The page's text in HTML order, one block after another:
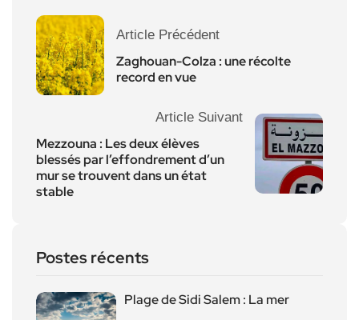
Article Précédent
Zaghouan-Colza : une récolte
record en vue
Article Suivant
Mezzouna : Les deux élèves
blessés par l’effondrement d’un
mur se trouvent dans un état
stable
Postes récents
Plage de Sidi Salem : La mer